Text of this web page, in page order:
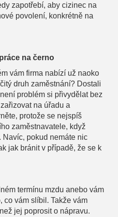
zapotřebí, aby cizinec na
povolení, konkrétně na
na černo
vám firma nabízí už naoko
druh zaměstnání? Dostali
problém si přivydělat bez
na úřadu a
protože se nejspíš
zaměstnavatele, když
Navíc, pokud nemáte nic
jak bránit v případě, že se k
termínu mzdu anebo vám
co vám slíbil. Takže vám
jej poprosit o nápravu.